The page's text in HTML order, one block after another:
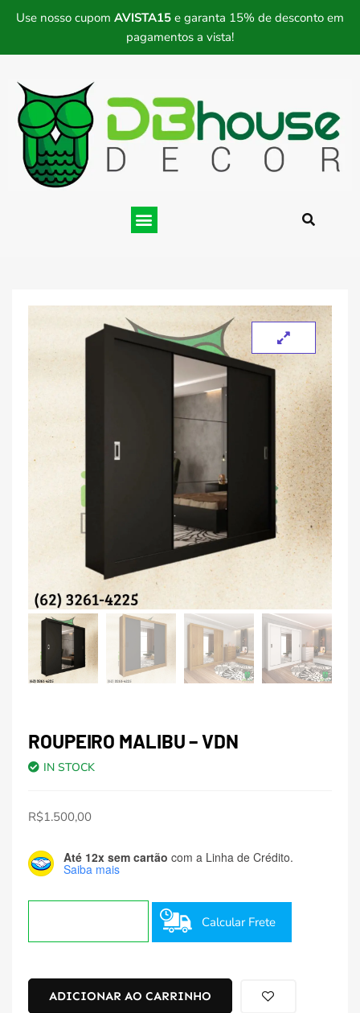
Use nosso cupom AVISTA15 e garanta 15% de desconto em
pagamentos a vista!
ROUPEIRO MALIBU – VDN
IN STOCK
R$1.500,00
Até 12x sem cartão com a Linha de Crédito.
Saiba mais
Calcular Frete
ADICIONAR AO CARRINHO